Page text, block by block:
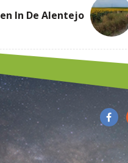
In De Alentejo